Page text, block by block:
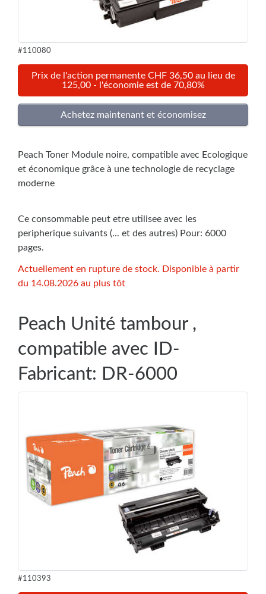
#110080
Prix de l'action permanente CHF 36,50 au lieu de
125,00 - l'économie est de 70,80%
Peach Toner Module noire, compatible avec Ecologique
et économique grâce à une technologie de recyclage
moderne
Ce consommable peut etre utilisee avec les
peripherique suivants (... et des autres) Pour: 6000
pages.
Actuellement en rupture de stock. Disponible à partir
du 14.08.2026 au plus tôt
Peach Unité tambour ,
compatible avec ID-
Fabricant: DR-6000
#110393